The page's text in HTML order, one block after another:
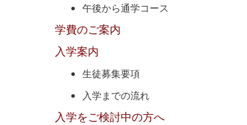
午後から通学コース
学費のご案内
入学案内
生徒募集要項
入学までの流れ
入学をご検討中の方へ